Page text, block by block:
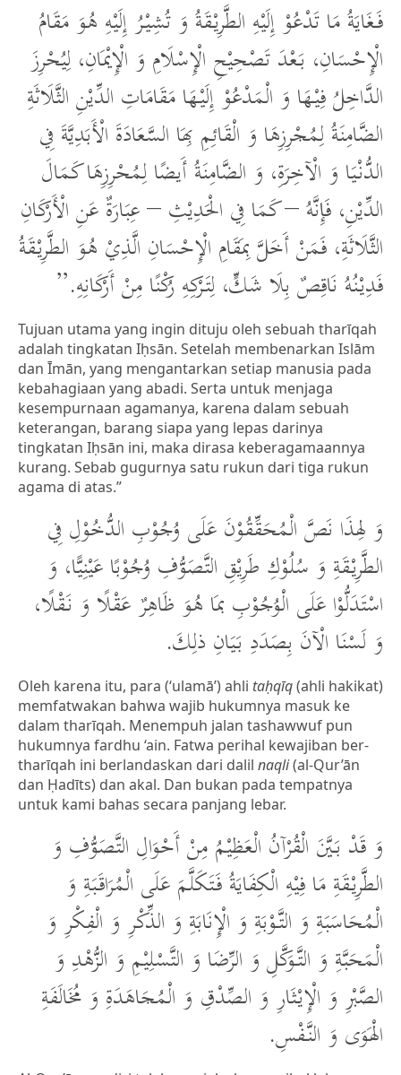
فَغَايَةُ مَا تَدْعُوْ إِلَيْهِ الطَّرِيْقَةُ وَ تُشِيْرُ إِلَيْهِ هُوَ مَقَامُ
الْإِحْسَانِ، بَعْدَ تَصْحِيْحِ الْإِسْلَامِ وَ الْإِيْمَانِ، لِيُحْرِزَ
الدَّاخِلُ فِيْهَا وَ الْمَدْعُوْ إِلَيْهَا مَقَامَاتِ الدِّيْنِ الثَّلَاثَةِ
الضَّامِنَةُ لِمُجْرِزِهَا وَ الْقَائِمِ بِهَا السَّعَادَةَ الْأَبَدِيَّةَ فِي
الدُّنْيَا وَ الْآخِرَةِ، وَ الضَّامِنَةُ أَيضًا لِمُحْرِزِهَا كَمَالَ
الدِّيْنِ، فَإِنَّهُ – كَمَا فِي الْحَدِيْثِ – عِبَارَةٌ عَنِ الْأَرْكَانِ
الثَّلَاثَةِ، فَمَنْ أَخَلَّ بِمَقَامِ الْإِحْسَانِ الَّذِيْ هُوَ الطَّرِيْقَةُ
فَدِيْنُهُ نَاقِصٌ بِلَا شَكٍّ، لِتَرْكِهِ رُكْنًا مِنْ أَرْكَانِهِ.”
Tujuan utama yang ingin dituju oleh sebuah tharīqah
adalah tingkatan Iḥsān. Setelah membenarkan Islām
dan Īmān, yang mengantarkan setiap manusia pada
kebahagiaan yang abadi. Serta untuk menjaga
kesempurnaan agamanya, karena dalam sebuah
keterangan, barang siapa yang lepas darinya
tingkatan Iḥsān ini, maka dirasa keberagamaannya
kurang. Sebab gugurnya satu rukun dari tiga rukun
agama di atas.”
وَ لِهذَا نَصَّ الْمُحَقِّقُوْنَ عَلَى وُجُوْبِ الدُّخُوْلِ فِي
الطَّرِيْقَةِ وَ سُلُوْكِ طَرِيْقِ التَّصَوُّفِ وُجُوْبًا عَيْنِيًّا، وَ
اسْتَدَلُّوْا عَلَى الْوُجُوْبِ بمَا هُوَ ظَاهِرٌ عَقْلًا وَ نَقْلًا،
وَ لَسْنَا الْآنَ بِصَدَدِ بَيَانِ ذلِكَ.
Oleh karena itu, para (‘ulamā’) ahli taḥqīq(ahli hakikat)
memfatwakan bahwa wajib hukumnya masuk ke
dalam tharīqah. Menempuh jalan tashawwuf pun
hukumnya fardhu ‘ain. Fatwa perihal kewajiban ber-
tharīqah ini berlandaskan dari dalil naqli(al-Qur’ān
dan Ḥadīts) dan akal. Dan bukan pada tempatnya
untuk kami bahas secara panjang lebar.
وَ قَدْ بَيَّنَ الْقُرْآنُ الْعَظِيْمُ مِنْ أَحْوَالِ التَّصَوُّفِ وَ
الطَّرِيْقَةِ مَا فِيْهِ الْكِفَايَةُ فَتَكَلَّمَ عَلَى الْمُرَاقَبَةِ وَ
الْمُحَاسَبَةِ وَ التَّوْبَةِ وَ الْإِنَابَةِ وَ الذِّكْرِ وَ الْفِكْرِ وَ
الْمَحَبَّةِ وَ التَّوَكَّلِ وَ الرِّضَا وَ التَّسْلِيْمِ وَ الزُّهْدِ وَ
الصَّبْرِ وَ الْإِيْثَارِ وَ الصِّدْقِ وَ الْمُجَاهَدَةِ وَ مُخَالَفَةِ
الْهَوَى وَ النَّفْسِ.